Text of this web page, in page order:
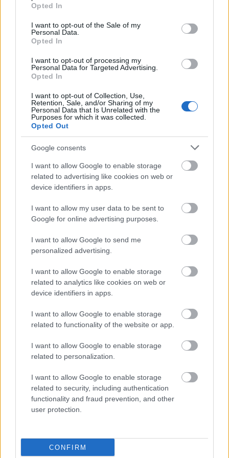
use your data for below specified purposes in below Google
consent section.
Opted In
I want to opt-out of the Sale of my
Personal Data.
Opted In
I want to opt-out of processing my
Personal Data for Targeted Advertising.
Opted In
I want to opt-out of Collection, Use,
Retention, Sale, and/or Sharing of my
Personal Data that Is Unrelated with the
Purposes for which it was collected.
Opted Out
Google consents
I want to allow Google to enable storage
related to advertising like cookies on web or
device identifiers in apps.
I want to allow my user data to be sent to
Google for online advertising purposes.
I want to allow Google to send me
personalized advertising.
I want to allow Google to enable storage
related to analytics like cookies on web or
device identifiers in apps.
I want to allow Google to enable storage
related to functionality of the website or app.
I want to allow Google to enable storage
related to personalization.
I want to allow Google to enable storage
related to security, including authentication
functionality and fraud prevention, and other
user protection.
CONFIRM
hallgassatok ki! Ne féljetek senkitől,
mert az ítélet az Istené!"
Andreas•2025. február 11.
&#0;&#0;&#0;&#0;&#0;&#0;&#0;&#0;&#0; *
MINDEN NAPRA: 1 MONDATBAN IS; 2 KIÍRT
RÚF*Károli*Katolikus* FORDÍTÁSBAN* HANGZÓ
ÖRÖMHÍRTÁR * http://www.garainyh.hu ***
https://garainyh.blog.hu/ ***
http://utmutato.blog.hu ***…
- Csütörtök [2025.01.23.] "Ki vádolná
Isten választottait? Hiszen Isten az,
aki megigazít!"
Andreas •2025. január 23.
&#0;&#0;&#0;&#0;&#0;&#0;&#0;&#0;&#0; *
MINDEN NAPRA: 1 MONDATBAN IS; 2 KIÍRT
RÚF*Károli*Katolikus* FORDÍTÁSBAN* HANGZÓ
ÖRÖMHÍRTÁR * http://www.garainyh.hu ***
https://garainyh.blog.hu/ ***
- Vasárnap [2024.05.19.] "Amikor
eljön a Pártfogó, akit én küldök
nektek az Atyától, az igazság Lelke,
aki az Atyától származik, az tesz
majd bizonyságot énrólam!"
Andreas•2024. május 19.
&#0;&#0;&#0;&#0;&#0;&#0;&#0;&#0;&#0; *
MINDEN NAPRA: 1 MONDATBAN IS; 2 KIÍRT